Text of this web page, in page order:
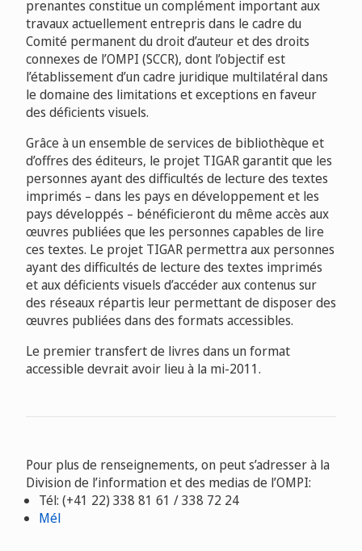
prenantes constitue un complément important aux
travaux actuellement entrepris dans le cadre du
Comité permanent du droit d’auteur et des droits
connexes de l’OMPI (SCCR), dont l’objectif est
l’établissement d’un cadre juridique multilatéral dans
le domaine des limitations et exceptions en faveur
des déficients visuels.
Grâce à un ensemble de services de bibliothèque et
d’offres des éditeurs, le projet TIGAR garantit que les
personnes ayant des difficultés de lecture des textes
imprimés – dans les pays en développement et les
pays développés – bénéficieront du même accès aux
œuvres publiées que les personnes capables de lire
ces textes. Le projet TIGAR permettra aux personnes
ayant des difficultés de lecture des textes imprimés
et aux déficients visuels d’accéder aux contenus sur
des réseaux répartis leur permettant de disposer des
œuvres publiées dans des formats accessibles.
Le premier transfert de livres dans un format
accessible devrait avoir lieu à la mi-2011.
Pour plus de renseignements, on peut s’adresser à la
Division de l’information et des medias de l’OMPI:
Tél: (+41 22) 338 81 61 / 338 72 24
Mél